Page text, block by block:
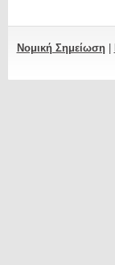
Νομική Σημείωση|